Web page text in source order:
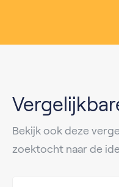
Bekijk ook deze
zoektocht naar de